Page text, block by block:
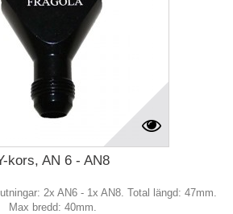
kors, AN 6 - AN8
2x AN6 - 1x AN8. Total längd: 47mm.
Max bredd: 40mm.